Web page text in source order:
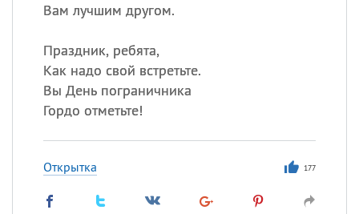
Вам лучшим другом.
Праздник, ребята,
Как надо свой встретьте.
Вы День пограничника
Гордо отметьте!
Открытка 177